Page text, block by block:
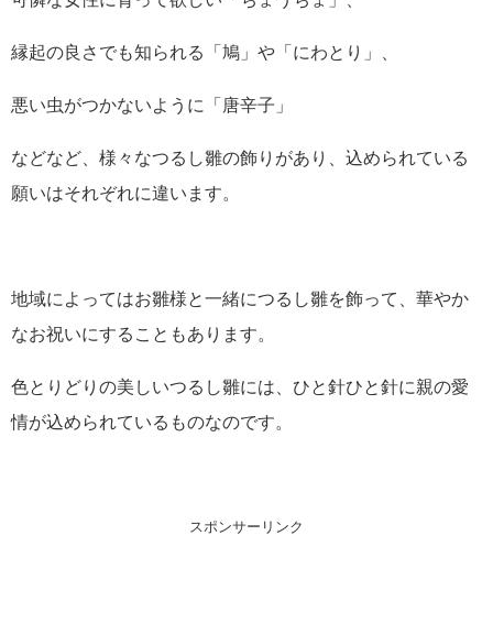
縁起の良さでも知られる「鳩」や「にわとり」、
悪い虫がつかないように「唐辛子」
などなど、様々なつるし雛の飾りがあり、込められている
願いはそれぞれに違います。
地域によってはお雛様と一緒につるし雛を飾って、華やか
なお祝いにすることもあります。
色とりどりの美しいつるし雛には、ひと針ひと針に親の愛
情が込められているものなのです。
スポンサーリンク